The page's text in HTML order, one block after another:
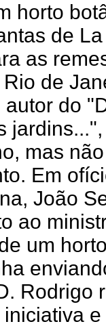
horto
de
as
de
autor do
mas
Em
João
ao
um
Rodrigo
iniciativa